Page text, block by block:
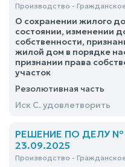
Производство -
О сохранении жилого
состоянии, изменении
собственности,
жилой дом в порядке
признании права
участок
Резолютивная часть
Иск С. удовлетворить
РЕШЕНИЕ ПО ДЕЛУ №
23.09.2025
Производство -